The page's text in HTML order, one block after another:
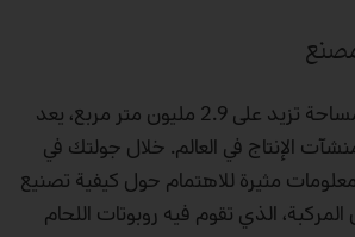
رؤى مثيرة للاهتمام: بمساحة تزيد على 2.9 مليون متر مربع، يعد
الإنتاج في العالم. خلال جولتك في
مثيرة للاهتمام حول كيفية تصنيع
الذي تقوم فيه روبوتات اللحام